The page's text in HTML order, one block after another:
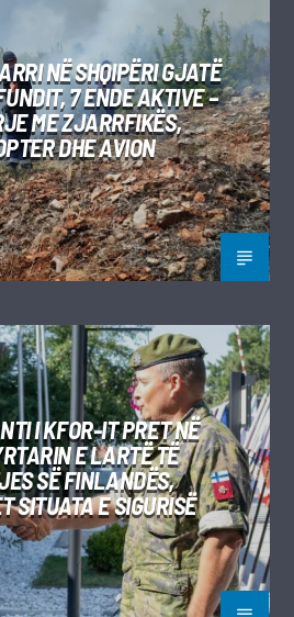
NË SHQIPËRI GJATË
7 ENDE AKTIVE –
ME ZJARRFIKËS,
DHE AVION
I KFOR-IT PRET NË
E LARTË TË
SË FINLANDËS,
SITUATA E SIGURISË